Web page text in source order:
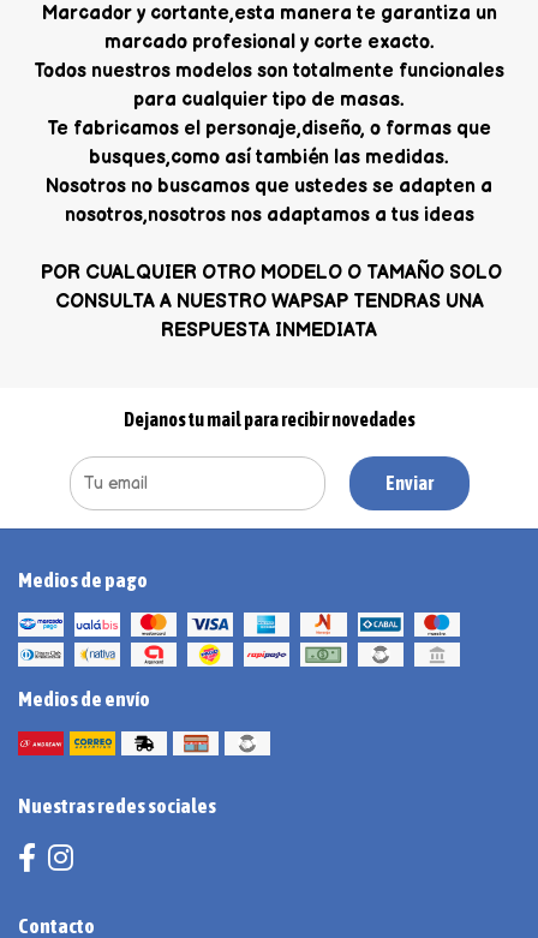
Marcador y cortante,esta manera te garantiza un
marcado profesional y corte exacto.
Todos nuestros modelos son totalmente funcionales
para cualquier tipo de masas.
Te fabricamos el personaje,diseño, o formas que
busques,como así también las medidas.
Nosotros no buscamos que ustedes se adapten a
nosotros,nosotros nos adaptamos a tus ideas
POR CUALQUIER OTRO MODELO O TAMAÑO SOLO
CONSULTA A NUESTRO WAPSAP TENDRAS UNA
RESPUESTA INMEDIATA
Dejanos tu mail para recibir novedades
Enviar
Medios de pago
Medios de envío
Nuestras redes sociales
Contacto